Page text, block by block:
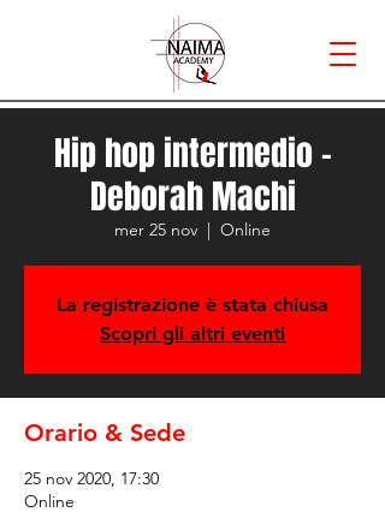
Hip hop intermedio -
Deborah Machi
mer 25 nov
  |
Online
La registrazione è stata chiusa
Scopri gli altri eventi
Orario & Sede
25 nov 2020, 17:30
Online